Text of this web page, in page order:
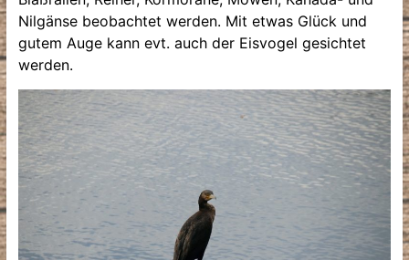
Nilgänse beobachtet werden. Mit etwas Glück und
gutem Auge kann evt. auch der Eisvogel gesichtet
werden.